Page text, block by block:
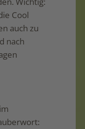
Cool
auch zu
nach